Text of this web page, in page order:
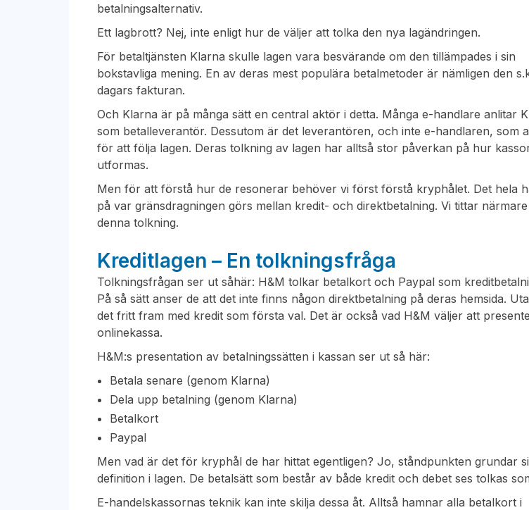
betalningsalternativ.
Ett lagbrott? Nej, inte enligt hur de väljer att tolka den nya lagändringen.
För betaltjänsten Klarna skulle lagen vara besvärande om den tillämpades i sin
bokstavliga mening. En av deras mest populära betalmetoder är nämligen den
dagars fakturan.
Och Klarna är på många sätt en central aktör i detta. Många e-handlare anlitar
som betalleverantör. Dessutom är det leverantören, och inte e-handlaren, som
för att följa lagen. Deras tolkning av lagen har alltså stor påverkan på hur
utformas.
Men för att förstå hur de resonerar behöver vi först förstå kryphålet. Det hela
på var gränsdragningen görs mellan kredit- och direktbetalning. Vi tittar
denna tolkning.
Kreditlagen – En tolkningsfråga
Tolkningsfrågan ser ut såhär: H&M tolkar betalkort och Paypal som
På så sätt anser de att det inte finns någon direktbetalning på deras hemsida.
det fritt fram med kredit som första val. Det är också vad H&M väljer att
onlinekassa.
H&M:s presentation av betalningssätten i kassan ser ut så här:
Betala senare (genom Klarna)
Dela upp betalning (genom Klarna)
Betalkort
Paypal
Men vad är det för kryphål de har hittat egentligen? Jo, ståndpunkten grundar
definition i lagen. De betalsätt som består av både kredit och debet ses tolkas
E-handelskassornas teknik kan inte skilja dessa åt. Alltså hamnar alla betalkort i